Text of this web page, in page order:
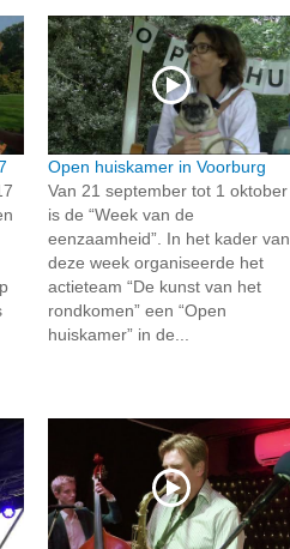
Open huiskamer in Voorburg
Van 21 september tot 1 oktober
is de “Week van de
eenzaamheid”. In het kader van
deze week organiseerde het
actieteam “De kunst van het
rondkomen” een “Open
huiskamer” in de...